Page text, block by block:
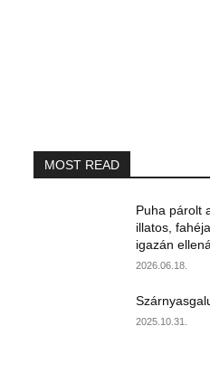
MOST READ
Puha párolt
illatos,
igazán
2026.06.18.
2025.10.31.